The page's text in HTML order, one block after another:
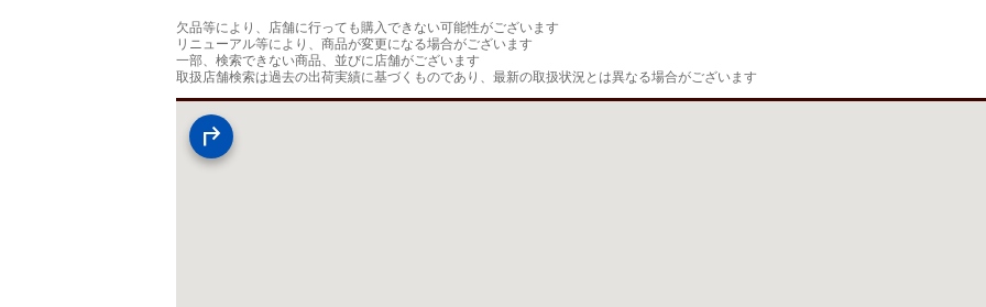
欠品等により、店舗に行っても購入できない可能性がございます
リニューアル等により、商品が変更になる場合がございます
一部、検索できない商品、並びに店舗がございます
取扱店舗検索は過去の出荷実績に基づくものであり、最新の取扱状況とは異なる場合がございます